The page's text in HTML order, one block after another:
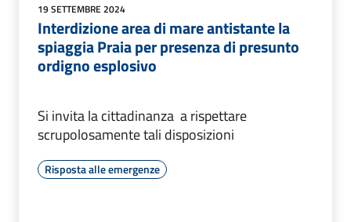
19 SETTEMBRE 2024
Interdizione area di mare antistante la
spiaggia Praia per presenza di presunto
ordigno esplosivo
Si invita la cittadinanza a rispettare
scrupolosamente tali disposizioni
Risposta alle emergenze